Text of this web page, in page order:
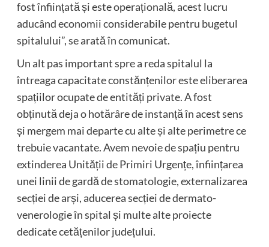
fost înființată și este operațională, acest lucru
aducând economii considerabile pentru bugetul
spitalului”, se arată în comunicat.
Un alt pas important spre a reda spitalul la
întreaga capacitate constănțenilor este eliberarea
spațiilor ocupate de entități private. A fost
obținută deja o hotărâre de instanță în acest sens
și mergem mai departe cu alte și alte perimetre ce
trebuie vacantate. Avem nevoie de spațiu pentru
extinderea Unității de Primiri Urgențe, înființarea
unei linii de gardă de stomatologie, externalizarea
secției de arși, aducerea secției de dermato-
venerologie în spital și multe alte proiecte
dedicate cetățenilor județului.